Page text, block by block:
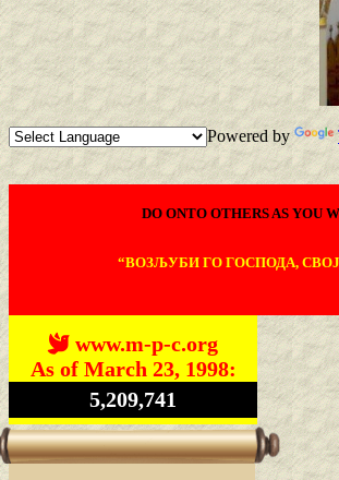
Powered by
DO ONTO OTHERS AS YOU
“ВОЗЉУБИ ГО ГОСПОДА,
www.m-p-c.org
As of March 23, 1998:
5,209,741